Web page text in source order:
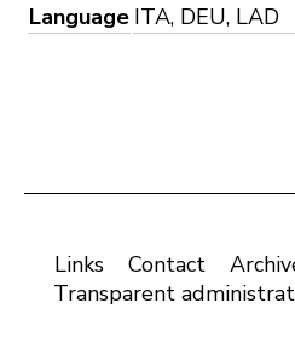
Language ITA, DEU, LAD
Links Contact
Transparent